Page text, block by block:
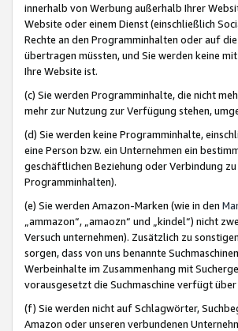
innerhalb von Werbung außerhalb Ihrer
Website oder einem Dienst (einschließlich
Rechte an den Programminhalten oder auf
übertragen müssten, und Sie werden keine
Ihre Website ist.
(c) Sie werden Programminhalte, die nicht
mehr zur Nutzung zur Verfügung stehen,
(d) Sie werden keine Programminhalte,
eine Person bzw. ein Unternehmen ein
geschäftlichen Beziehung oder Verbindung
Programminhalten).
(e) Sie werden Amazon-Marken (wie in den
„ammazon“, „amaozn“ und „kindel“) nicht
Versuch unternehmen). Zusätzlich zu
sorgen, dass von uns benannte
Werbeinhalte im Zusammenhang mit
vorausgesetzt die Suchmaschine verfügt
(f) Sie werden nicht auf Schlagwörter,
Amazon oder unseren verbundenen